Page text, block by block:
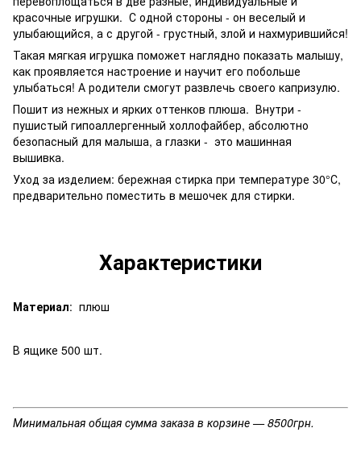
красочные игрушки. С одной стороны - он веселый и
улыбающийся, а с другой - грустный, злой и нахмурившийся!
Такая мягкая игрушка поможет наглядно показать малышу,
как проявляется настроение и научит его побольше
улыбаться! А родители смогут развлечь своего капризулю.
Пошит из нежных и ярких оттенков плюша. Внутри -
пушистый гипоаллергенный холлофайбер, абсолютно
безопасный для малыша, а глазки - это машинная
вышивка.
Уход за изделием: бережная стирка при температуре 30°С,
предварительно поместить в мешочек для стирки.
Характеристики
Материал: плюш
В ящике 500 шт.
Минимальная общая сумма заказа в корзине — 8500грн.